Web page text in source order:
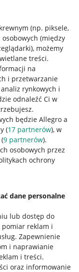
(np. piksele,
(między
, możemy
treści.
na
i przetwarzanie
rynkowych i
odnaleźć Ci w
będzie Allegro a
(17 partnerów), w
9 partnerów).
osobowych przez
ochrony
dane personalne
lub dostęp do
pomiar reklam i
. Zapewnienie
i naprawianie
i treści.
oraz informowanie